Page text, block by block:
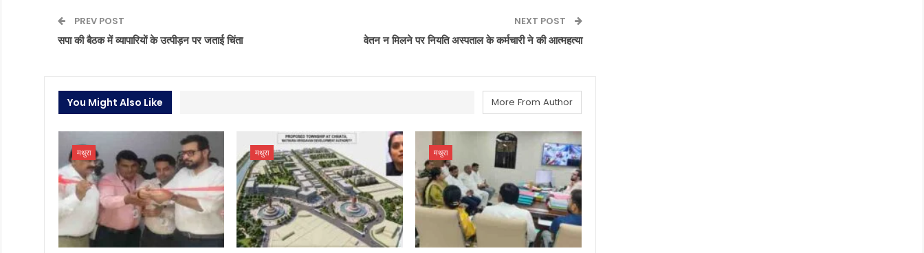
PREV POST
सपा की बैठक में व्यापारियों के उत्पीड़न पर जताई चिंता
NEXT POST
वेतन न मिलने पर नियति अस्पताल के कर्मचारी ने की आत्महत्या
You Might Also Like More From Author
मथुरा मथुरा मथुरा